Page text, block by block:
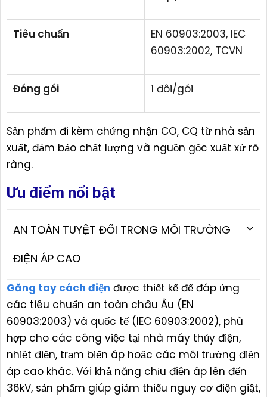
Tiêu chuẩn
EN 60903:2003, IEC
60903:2002, TCVN
Đóng gói 1 đôi/gói
Sản phẩm đi kèm chứng nhận CO, CQ từ nhà sản
xuất, đảm bảo chất lượng và nguồn gốc xuất xứ rõ
ràng.
Ưu điểm nổi bật
AN TOÀN TUYỆT ĐỐI TRONG MÔI TRƯỜNG
ĐIỆN ÁP CAO
Găng tay cách điện được thiết kế để đáp ứng
các tiêu chuẩn an toàn châu Âu (EN
60903:2003) và quốc tế (IEC 60903:2002), phù
hợp cho các công việc tại nhà máy thủy điện,
nhiệt điện, trạm biến áp hoặc các môi trường điện
áp cao khác. Với khả năng chịu điện áp lên đến
36kV, sản phẩm giúp giảm thiểu nguy cơ điện giật,